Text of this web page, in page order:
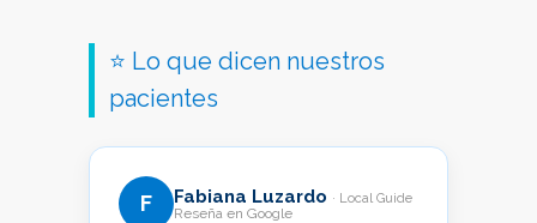
⭐ Lo que dicen nuestros
pacientes
F Fabiana Luzardo · Local Guide
Reseña en Google